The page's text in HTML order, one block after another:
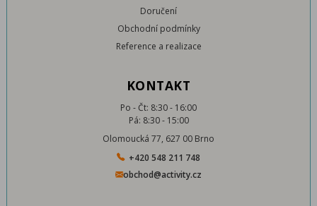
Doručení
Obchodní podmínky
Reference a realizace
KONTAKT
Po - Čt: 8:30 - 16:00
Pá: 8:30 - 15:00
Olomoucká 77, 627 00 Brno
+420 548 211 748
obchod@activity.cz